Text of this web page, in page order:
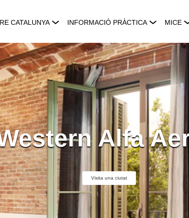
CATALUNYA INFORMACIÓ PRÀCTICA MICE
Alfa
Visita una ciutat